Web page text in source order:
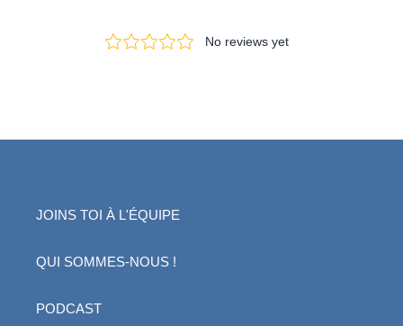
JOINS TOI À L'ÉQUIPE
QUI SOMMES-NOUS !
PODCAST